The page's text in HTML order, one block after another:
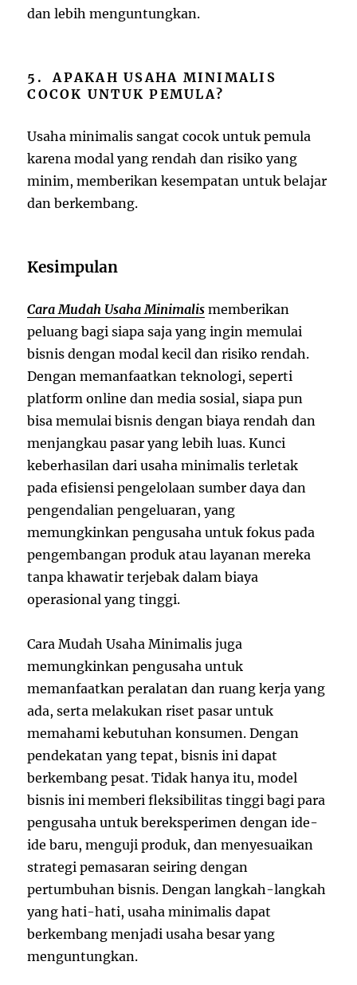
dan lebih menguntungkan.
5. APAKAH USAHA MINIMALIS
COCOK UNTUK PEMULA?
Usaha minimalis sangat cocok untuk pemula
karena modal yang rendah dan risiko yang
minim, memberikan kesempatan untuk belajar
dan berkembang.
Kesimpulan
Cara Mudah Usaha Minimalis memberikan
peluang bagi siapa saja yang ingin memulai
bisnis dengan modal kecil dan risiko rendah.
Dengan memanfaatkan teknologi, seperti
platform online dan media sosial, siapa pun
bisa memulai bisnis dengan biaya rendah dan
menjangkau pasar yang lebih luas. Kunci
keberhasilan dari usaha minimalis terletak
pada efisiensi pengelolaan sumber daya dan
pengendalian pengeluaran, yang
memungkinkan pengusaha untuk fokus pada
pengembangan produk atau layanan mereka
tanpa khawatir terjebak dalam biaya
operasional yang tinggi.
Cara Mudah Usaha Minimalis juga
memungkinkan pengusaha untuk
memanfaatkan peralatan dan ruang kerja yang
ada, serta melakukan riset pasar untuk
memahami kebutuhan konsumen. Dengan
pendekatan yang tepat, bisnis ini dapat
berkembang pesat. Tidak hanya itu, model
bisnis ini memberi fleksibilitas tinggi bagi para
pengusaha untuk bereksperimen dengan ide-
ide baru, menguji produk, dan menyesuaikan
strategi pemasaran seiring dengan
pertumbuhan bisnis. Dengan langkah-langkah
yang hati-hati, usaha minimalis dapat
berkembang menjadi usaha besar yang
menguntungkan.